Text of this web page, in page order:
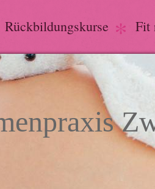
Rückbildungskurse Fit